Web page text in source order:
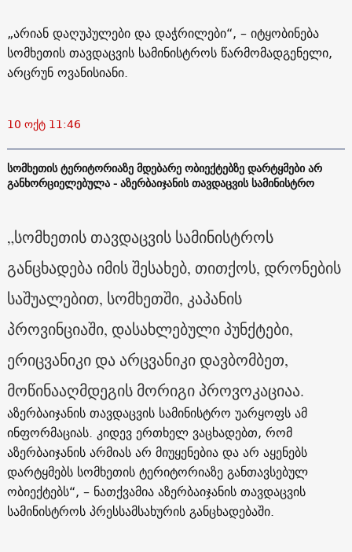
„არიან დაღუპულები და დაჭრილები“, – იტყობინება
სომხეთის თავდაცვის სამინისტროს წარმომადგენელი,
არცრუნ ოვანისიანი.
10 ოქტ 11:46
სომხეთის ტერიტორიაზე მდებარე ობიექტებზე დარტყმები არ
განხორციელებულა - აზერბაიჯანის თავდაცვის სამინისტრო
„სომხეთის თავდაცვის სამინისტროს
განცხადება იმის შესახებ, თითქოს, დრონების
საშუალებით, სომხეთში, კაპანის
პროვინციაში, დასახლებული პუნქტები,
ერიცვანიკი და არცვანიკი დავბომბეთ,
მოწინააღმდეგის მორიგი პროვოკაციაა.
აზერბაიჯანის თავდაცვის სამინისტრო უარყოფს ამ
ინფორმაციას. კიდევ ერთხელ ვაცხადებთ, რომ
აზერბაიჯანის არმიას არ მიუყენებია და არ აყენებს
დარტყმებს სომხეთის ტერიტორიაზე განთავსებულ
ობიექტებს“, – ნათქვამია აზერბაიჯანის თავდაცვის
სამინისტროს პრესსამსახურის განცხადებაში.